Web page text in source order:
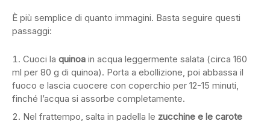
È più semplice di quanto immagini. Basta seguire questi
passaggi:
Cuoci la quinoa in acqua leggermente salata (circa 160
ml per 80 g di quinoa). Porta a ebollizione, poi abbassa il
fuoco e lascia cuocere con coperchio per 12-15 minuti,
finché l’acqua si assorbe completamente.
Nel frattempo, salta in padella le zucchine e le carote